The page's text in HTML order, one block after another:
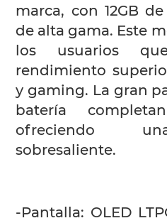
marca, con 12GB
de alta gama. Este
los usuarios
rendimiento
y gaming. La gran
batería
ofreciendo
sobresaliente.
-Pantalla: OLED